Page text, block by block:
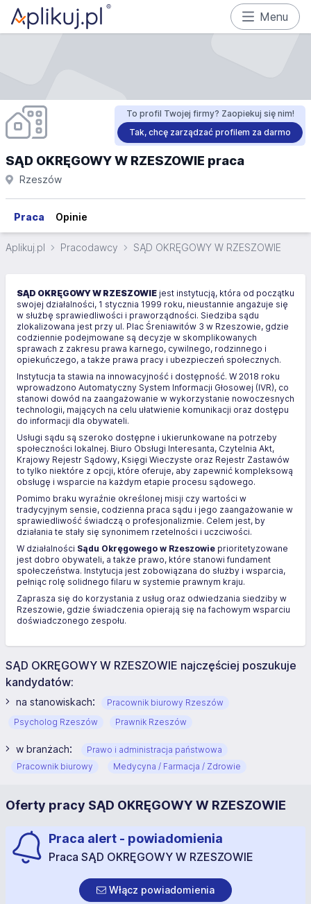
Menu
To profil Twojej firmy? Zaopiekuj się nim!
Tak, chcę zarządzać profilem za darmo
SĄD OKRĘGOWY W RZESZOWIE praca
Rzeszów
Praca Opinie
Aplikuj.pl Pracodawcy SĄD OKRĘGOWY W RZESZOWIE
SĄD OKRĘGOWY W RZESZOWIE jest instytucją, która od początku
swojej działalności, 1 stycznia 1999 roku, nieustannie angażuje się
w służbę sprawiedliwości i praworządności. Siedziba sądu
zlokalizowana jest przy ul. Plac Śreniawitów 3 w Rzeszowie, gdzie
codziennie podejmowane są decyzje w skomplikowanych
sprawach z zakresu prawa karnego, cywilnego, rodzinnego i
opiekuńczego, a także prawa pracy i ubezpieczeń społecznych.
Instytucja ta stawia na innowacyjność i dostępność. W 2018 roku
wprowadzono Automatyczny System Informacji Głosowej (IVR), co
stanowi dowód na zaangażowanie w wykorzystanie nowoczesnych
technologii, mających na celu ułatwienie komunikacji oraz dostępu
do informacji dla obywateli.
Usługi sądu są szeroko dostępne i ukierunkowane na potrzeby
społeczności lokalnej. Biuro Obsługi Interesanta, Czytelnia Akt,
Krajowy Rejestr Sądowy, Księgi Wieczyste oraz Rejestr Zastawów
to tylko niektóre z opcji, które oferuje, aby zapewnić kompleksową
obsługę i wsparcie na każdym etapie procesu sądowego.
Pomimo braku wyraźnie określonej misji czy wartości w
tradycyjnym sensie, codzienna praca sądu i jego zaangażowanie w
sprawiedliwość świadczą o profesjonalizmie. Celem jest, by
działania te stały się synonimem rzetelności i uczciwości.
W działalności Sądu Okręgowego w Rzeszowie prioritetyzowane
jest dobro obywateli, a także prawo, które stanowi fundament
społeczeństwa. Instytucja jest zobowiązana do służby i wsparcia,
pełniąc rolę solidnego filaru w systemie prawnym kraju.
Zaprasza się do korzystania z usług oraz odwiedzania siedziby w
Rzeszowie, gdzie świadczenia opierają się na fachowym wsparciu
doświadczonego zespołu.
SĄD OKRĘGOWY W RZESZOWIE najczęściej poszukuje
kandydatów:
na stanowiskach:
Pracownik biurowy Rzeszów
Psycholog Rzeszów
Prawnik Rzeszów
w branżach:
Prawo i administracja państwowa
Pracownik biurowy
Medycyna / Farmacja / Zdrowie
Oferty pracy SĄD OKRĘGOWY W RZESZOWIE
Praca alert - powiadomienia
Praca SĄD OKRĘGOWY W RZESZOWIE
Włącz powiadomienia